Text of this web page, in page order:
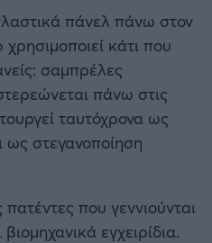
πάνελ πάνω στον
κάτι που
σαμπρέλες
πάνω στις
ταυτόχρονα ως
ως στεγανοποίηση
πατέντες που γεννιούνται
εγχειρίδια.